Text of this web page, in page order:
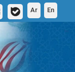
En
Ar